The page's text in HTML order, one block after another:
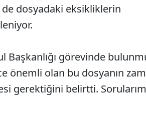
dosyadaki eksikliklerin
Başkanlığı görevinde
önemli olan bu dosyanın
gerektiğini belirtti.